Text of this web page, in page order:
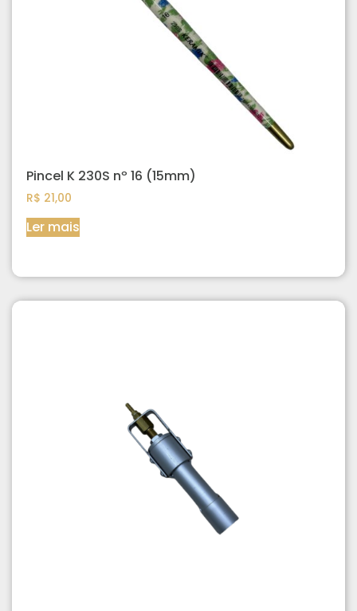
Pincel K 230S nº 16 (15mm)
R$ 21,00
Ler mais